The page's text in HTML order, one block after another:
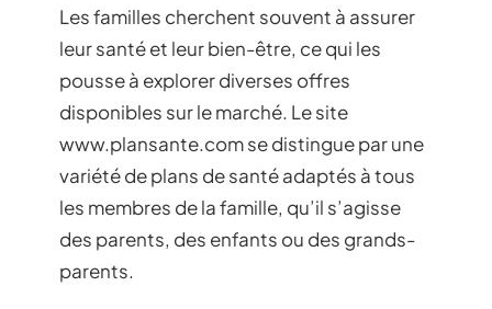
Les familles cherchent souvent à assurer
leur santé et leur bien-être, ce qui les
pousse à explorer diverses offres
disponibles sur le marché. Le site
www.plansante.com se distingue par une
variété de plans de santé adaptés à tous
les membres de la famille, qu’il s’agisse
des parents, des enfants ou des grands-
parents.